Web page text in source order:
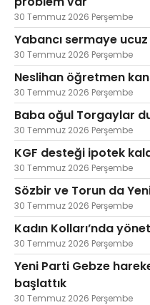
30 Temmuz 2026 Perşembe
Yabancı sermaye
30 Temmuz 2026 Perşembe
Neslihan öğretmen
30 Temmuz 2026 Perşembe
Baba oğul Torgaylar
30 Temmuz 2026 Perşembe
KGF desteği ipotek
30 Temmuz 2026 Perşembe
Sözbir ve Torun da
30 Temmuz 2026 Perşembe
Kadın Kolları’nda
30 Temmuz 2026 Perşembe
Yeni Parti Gebze
başlattık
30 Temmuz 2026 Perşembe